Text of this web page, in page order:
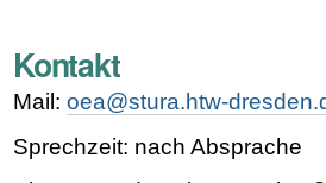
Kontakt
Mail: oea@stura.htw-
Sprechzeit: nach Absprache